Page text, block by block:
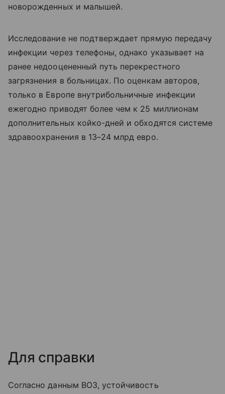
новорожденных и малышей.
Исследование не подтверждает прямую передачу
инфекции через телефоны, однако указывает на
ранее недооцененный путь перекрестного
загрязнения в больницах. По оценкам авторов,
только в Европе внутрибольничные инфекции
ежегодно приводят более чем к 25 миллионам
дополнительных койко-дней и обходятся системе
здравоохранения в 13–24 млрд евро.
Для справки
Согласно данным ВОЗ, устойчивость